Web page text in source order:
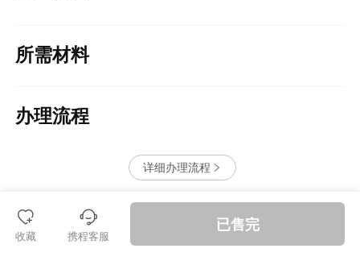
所需材料
办理流程
详细办理流程 
退款保障

收藏
󱪩
携程客服
已售完